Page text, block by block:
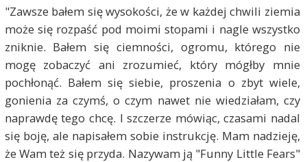
"Zawsze bałem się wysokości, że w każdej chwili ziemia
może się rozpaść pod moimi stopami i nagle wszystko
zniknie. Bałem się ciemności, ogromu, którego nie
mogę zobaczyć ani zrozumieć, który mógłby mnie
pochłonąć. Bałem się siebie, proszenia o zbyt wiele,
gonienia za czymś, o czym nawet nie wiedziałam, czy
naprawdę tego chcę. I szczerze mówiąc, czasami nadal
się boję, ale napisałem sobie instrukcję. Mam nadzieję,
że Wam też się przyda. Nazywam ją "Funny Little Fears"